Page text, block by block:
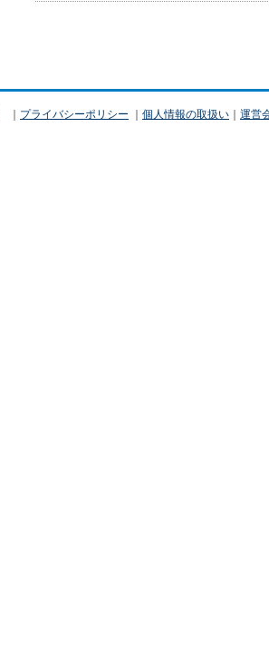
｜ プライバシーポリシー ｜ 個人情報の取扱い ｜ 運営